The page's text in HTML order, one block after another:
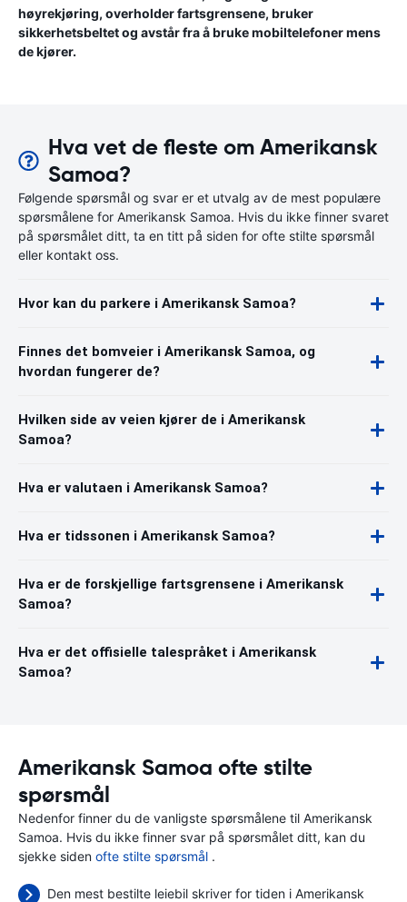
høyrekjøring, overholder fartsgrensene, bruker
sikkerhetsbeltet og avstår fra å bruke mobiltelefoner mens
de kjører.
Hva vet de fleste om Amerikansk
Samoa?
Følgende spørsmål og svar er et utvalg av de mest populære
spørsmålene for Amerikansk Samoa. Hvis du ikke finner svaret
på spørsmålet ditt, ta en titt på siden for ofte stilte spørsmål
eller kontakt oss.
Hvor kan du parkere i Amerikansk Samoa?
Finnes det bomveier i Amerikansk Samoa, og
hvordan fungerer de?
Hvilken side av veien kjører de i Amerikansk
Samoa?
Hva er valutaen i Amerikansk Samoa?
Hva er tidssonen i Amerikansk Samoa?
Hva er de forskjellige fartsgrensene i Amerikansk
Samoa?
Hva er det offisielle talespråket i Amerikansk
Samoa?
Amerikansk Samoa ofte stilte
spørsmål
Nedenfor finner du de vanligste spørsmålene til Amerikansk
Samoa. Hvis du ikke finner svar på spørsmålet ditt, kan du
sjekke siden ofte stilte spørsmål .
Den mest bestilte leiebil skriver for tiden i Amerikansk